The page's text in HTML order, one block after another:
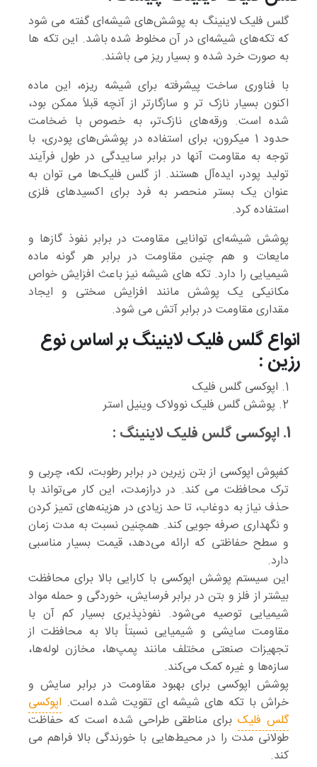
گلس فلیک لاینینگ به پوشش‌های شیشه‌ای گفته می شود
که تکه‌های شیشه‌ای در آن مخلوط شده باشد. این تکه ها
به صورت خرد شده و بسیار ریز می باشند.
با فناوری ساخت پیشرفته برای شیشه ‌ریزه، این ماده
اکنون بسیار نازک ‌تر و سازگارتر از آنچه قبلاً ممکن بود،
شده است. ورقه‌های نازک‌تر، به خصوص با ضخامت
حدود 1 میکرون، برای استفاده در پوشش‌های پودری، با
توجه به مقاومت آنها در برابر ساییدگی در طول فرآیند
تولید پودر، ایده‌آل هستند. از گلس فلیک‌ها می توان به
عنوان یک بستر منحصر به فرد برای اکسیدهای فلزی
استفاده کرد.
پوشش شیشه‌ای توانایی مقاومت در برابر نفوذ گازها و
مایعات و هم چنین مقاومت در برابر هر گونه ماده
شیمیایی را دارد. تکه های شیشه نیز باعث افزایش خواص
مکانیکی یک پوشش مانند افزایش سختی و ایجاد
مقداری مقاومت در برابر آتش می شود.
انواع گلس فلیک لاینینگ بر اساس نوع
رزین :
1. اپوکسی گلس فلیک
2. پوشش گلس فلیک نوولاک وینیل استر
1. اپوکسی گلس فلیک لاینینگ :
کفپوش اپوکسی از بتن زیرین در برابر رطوبت، لکه، چربی و
ترک محافظت می کند. در درازمدت، این کار می‌تواند با
حذف نیاز به دوغاب، تا حد زیادی در هزینه‌های تمیز کردن
و نگهداری صرفه جویی کند. همچنین نسبت به مدت زمان
و سطح حفاظتی که ارائه می‌دهد، قیمت بسیار مناسبی
دارد.
این سیستم پوشش اپوکسی با کارایی بالا برای محافظت
بیشتر از فلز و بتن در برابر فرسایش، خوردگی و حمله مواد
شیمیایی توصیه می‌شود. نفوذپذیری بسیار کم آن با
مقاومت سایشی و شیمیایی نسبتاً بالا به محافظت از
تجهیزات صنعتی مختلف مانند پمپ‌ها، مخازن لوله‌ها،
سازه‌ها و غیره کمک می‌کند.
پوشش اپوکسی برای بهبود مقاومت در برابر سایش و
خراش با تکه های شیشه ای تقویت شده است. اپوکسی
گلس فلیکبرای مناطقی طراحی شده است که حفاظت
طولانی مدت را در محیط‌هایی با خورندگی بالا فراهم می
کند.